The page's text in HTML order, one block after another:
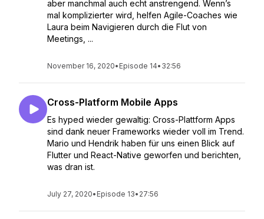
aber manchmal auch echt anstrengend. Wenn’s
mal komplizierter wird, helfen Agile-Coaches wie
Laura beim Navigieren durch die Flut von
Meetings, ...
November 16, 2020• Episode 14• 32:56
Cross-Platform Mobile Apps
Es hyped wieder gewaltig: Cross-Plattform Apps
sind dank neuer Frameworks wieder voll im Trend.
Mario und Hendrik haben für uns einen Blick auf
Flutter und React-Native geworfen und berichten,
was dran ist.
July 27, 2020• Episode 13• 27:56